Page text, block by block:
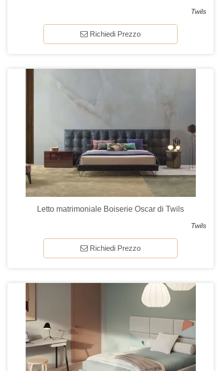
Twils
Richiedi Prezzo
Letto matrimoniale Boiserie Oscar di Twils
Twils
Richiedi Prezzo